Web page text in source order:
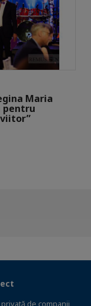
Maria
pentru
de companii